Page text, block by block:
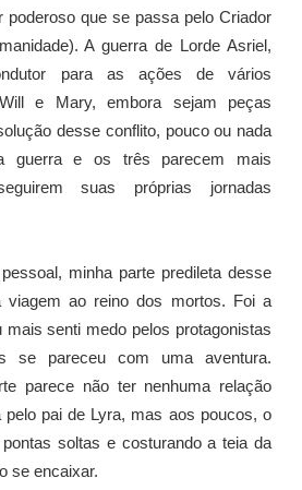
poderoso que se passa pelo Criador
A guerra de Lorde Asriel,
para as ações de vários
e Mary, embora sejam peças
desse conflito, pouco ou nada
guerra e os três parecem mais
suas próprias jornadas
minha parte predileta desse
viagem ao reino dos mortos. Foi a
senti medo pelos protagonistas
se pareceu com uma aventura.
parece não ter nenhuma relação
pai de Lyra, mas aos poucos, o
soltas e costurando a teia da
se encaixar.